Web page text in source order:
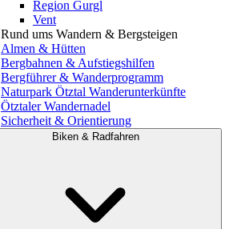
Region Gurgl
Vent
Rund ums Wandern & Bergsteigen
Almen & Hütten
Bergbahnen & Aufstiegshilfen
Bergführer & Wanderprogramm
Naturpark Ötztal Wanderunterkünfte
Ötztaler Wandernadel
Sicherheit & Orientierung
Biken & Radfahren